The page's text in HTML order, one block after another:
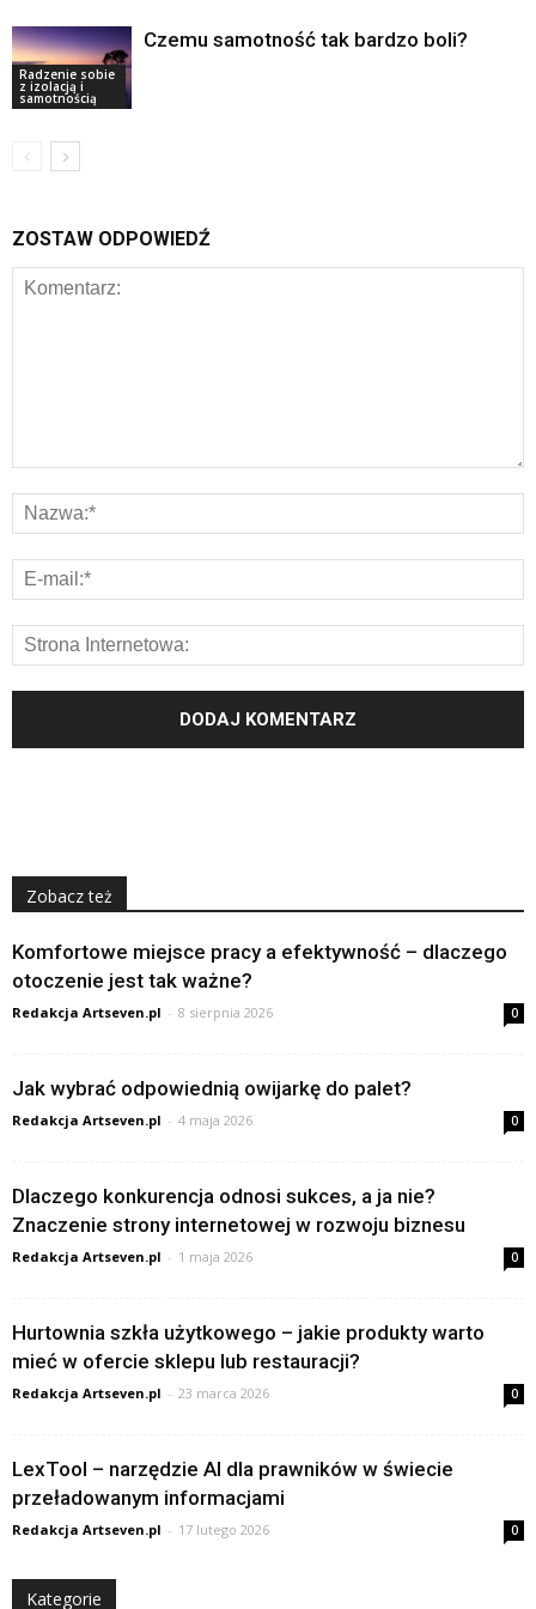
Radzenie sobie
z izolacją i
samotnością
Czemu samotność tak bardzo boli?
ZOSTAW ODPOWIEDŹ
Zobacz też
Komfortowe miejsce pracy a efektywność – dlaczego
otoczenie jest tak ważne?
Redakcja Artseven.pl - 8 sierpnia 2026 0
Jak wybrać odpowiednią owijarkę do palet?
Redakcja Artseven.pl - 4 maja 2026 0
Dlaczego konkurencja odnosi sukces, a ja nie?
Znaczenie strony internetowej w rozwoju biznesu
Redakcja Artseven.pl - 1 maja 2026 0
Hurtownia szkła użytkowego – jakie produkty warto
mieć w ofercie sklepu lub restauracji?
Redakcja Artseven.pl - 23 marca 2026 0
LexTool – narzędzie AI dla prawników w świecie
przeładowanym informacjami
Redakcja Artseven.pl - 17 lutego 2026 0
Kategorie